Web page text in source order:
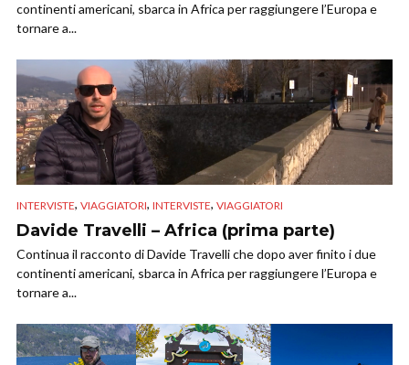
continenti americani, sbarca in Africa per raggiungere l’Europa e
tornare a...
INTERVISTE, VIAGGIATORI, INTERVISTE, VIAGGIATORI
Davide Travelli – Africa (prima parte)
Continua il racconto di Davide Travelli che dopo aver finito i due
continenti americani, sbarca in Africa per raggiungere l’Europa e
tornare a...